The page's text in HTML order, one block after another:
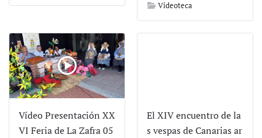
Videoteca
Vídeo Presentación XX
VI Feria de La Zafra 05
El XIV encuentro de la
s vespas de Canarias ar